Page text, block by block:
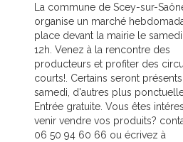
La commune de Scey-sur-
organise un marché
place devant la mairie le
12h. Venez à la rencontre des
producteurs et profiter des
courts!. Certains seront
samedi, d'autres plus
Entrée gratuite. Vous êtes
venir vendre vos produits?
06 50 94 60 66 ou écrivez à